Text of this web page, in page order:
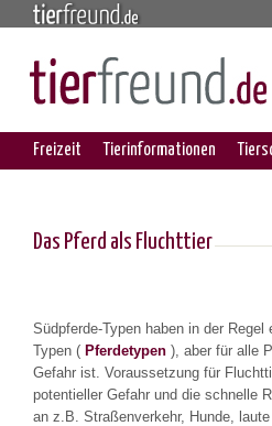
Freizeit Tierinformationen
Das Pferd als Fluchttier
Südpferde-Typen haben in der
Typen ( Pferdetypen ), aber für alle
Gefahr ist. Voraussetzung für
potentieller Gefahr und die schnelle
an z.B. Straßenverkehr, Hunde,